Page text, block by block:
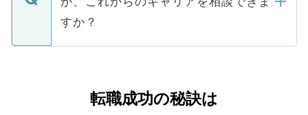
みを人材紹介会社に依頼するケースが増え
ています。
ご本人のキャリアアップおよび転職活動の
支援を目的に使用いたします。お預かりし
ているすべての個人データはご本人の許可
は、個人情報の取り扱いについての厳密な
すか？
かがいして、現在の医療機関の状況や紹介
経験をまじえながら、適切なアドバイスを
転職成功の秘訣は